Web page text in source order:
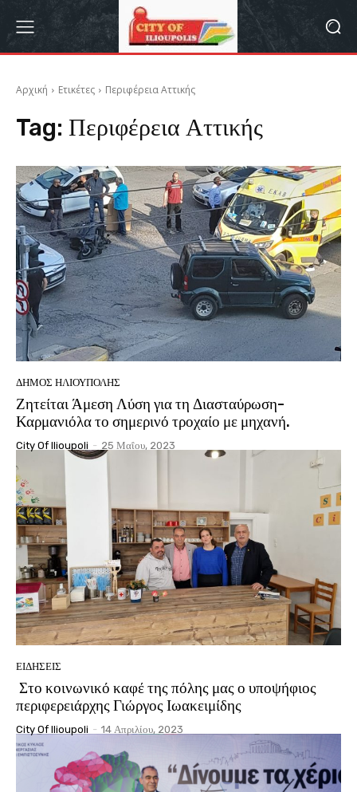
Αρχική Ετικέτες Περιφέρεια Αττικής
Tag: Περιφέρεια Αττικής
ΔΉΜΟΣ ΗΛΙΟΎΠΟΛΗΣ
Ζητείται Άμεση Λύση για τη Διασταύρωση-
Καρμανιόλα το σημερινό τροχαίο με μηχανή.
City Of Ilioupoli - 25 Μαΐου, 2023
ΕΙΔΉΣΕΙΣ
Στο κοινωνικό καφέ της πόλης μας ο υποψήφιος
περιφερειάρχης Γιώργος Ιωακειμίδης
City Of Ilioupoli - 14 Απριλίου, 2023